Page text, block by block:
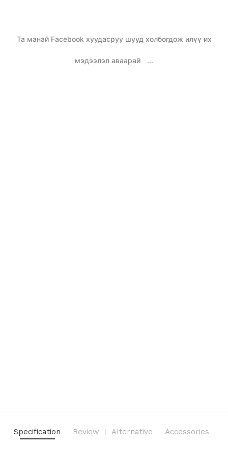
Та манай Facebook хуудасруу шууд холбогдож илүү их
мэдээлэл аваарай ...
Specification Review Alternative Accessories